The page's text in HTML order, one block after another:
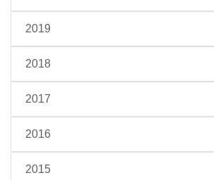
2019
2018
2017
2016
2015